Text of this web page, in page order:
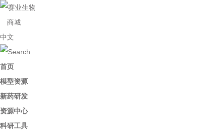
商城
中文
首页
模型资源
新药研发
资源中心
科研工具